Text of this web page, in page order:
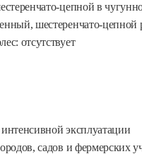
цепной в
шестеренчато-цепной
отсутствует
эксплуатации
садов и фермерских